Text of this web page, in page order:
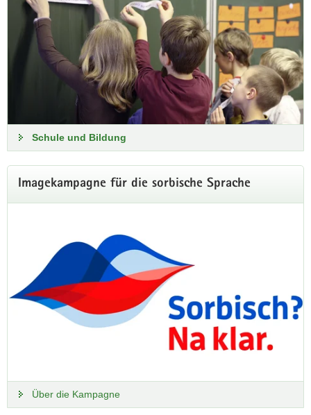
Schule und Bildung
Information
Imagekampagne für die sorbische Sprache
Über die Kampagne